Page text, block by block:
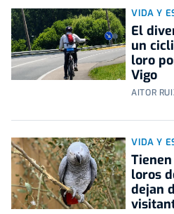
VIDA Y
El
un
loro
Vigo
AITOR
VIDA Y
loros
dejan